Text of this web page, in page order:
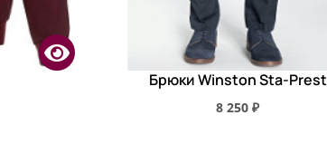
Брюки Winston Sta-Prest
8 250 ₽